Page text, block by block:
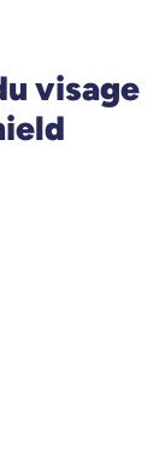
visage